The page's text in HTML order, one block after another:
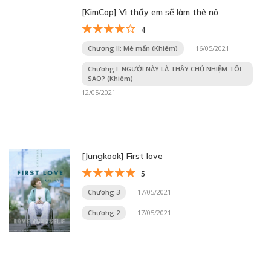
[KimCop] Vì thầy em sẽ làm thê nô
4
Chương II: Mê mẩn (Khiêm) 16/05/2021
Chương I: NGƯỜI NÀY LÀ THẦY CHỦ NHIỆM TÔI
SAO? (Khiêm)
12/05/2021
[Jungkook] First love
5
Chương 3 17/05/2021
Chương 2 17/05/2021